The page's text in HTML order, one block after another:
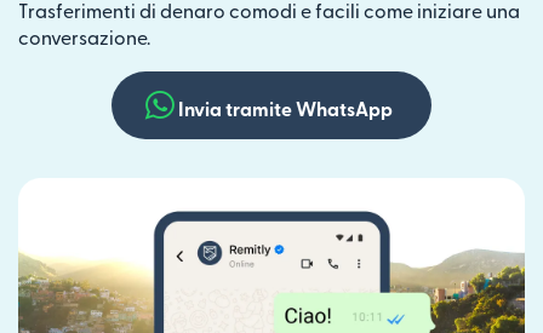
Trasferimenti di denaro comodi e facili come iniziare una
conversazione.
Invia tramite WhatsApp